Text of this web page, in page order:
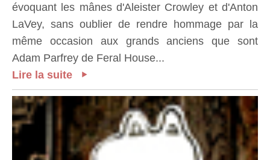
évoquant les mânes d'Aleister Crowley et d'Anton
LaVey, sans oublier de rendre hommage par la
même occasion aux grands anciens que sont
Adam Parfrey de Feral House...
Lire la suite